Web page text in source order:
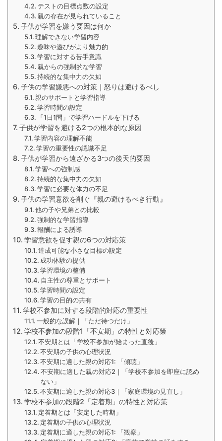
テストの目標点数の設定
親の存在が見られていること
子供が学習を嫌う要因は何か
理解できない学習内容
趣味や遊びがより魅力的
学習に対する苦手意識
親からの強制的な学習
持続的な集中力の欠如
子供の学習嫌悪への対策｜怒りは避けるべし
親のサポートと学習指導
学習時間の設定
「1日1問」で学習ハードルを下げる
子供が学習を避ける2つの根本的な原因
学習内容の理解不能
学習の重要性の認識不足
子供が学習から遠ざかる3つの後天的要因
学習への強制感
持続的な集中力の欠如
学習に必要な体力の不足
子供の学習意欲を削ぐ『親の避けるべき行動』
他の子や兄弟との比較
強制的な学習指導
報酬による誘導
学習意欲を促す親の6つの対応策
達成可能な小さな目標の設定
成功体験の提供
学習環境の整備
自主性の尊重とサポート
学習時間の設定
学習の目的の共有
学校不参加に対する段階的対応の重要性
一般的な誤解｜「ただ待つだけ」
学校不参加の段階1「不安期」の特性と対応策
不安期とは「学校不参加が始まった直後」
不安期の子供の心理状況
不安期に適した親の対応1: 「傾聴」
不安期に適した親の対応2｜「学校不参加を即座に認め
ない」
不安期に適した親の対応3｜「家庭環境の見直し」
学校不参加の段階2「定着期」の特性と対応策
定着期とは「安定した時期」
定着期の子供の心理状況
定着期に適した親の対応1: 「観察」